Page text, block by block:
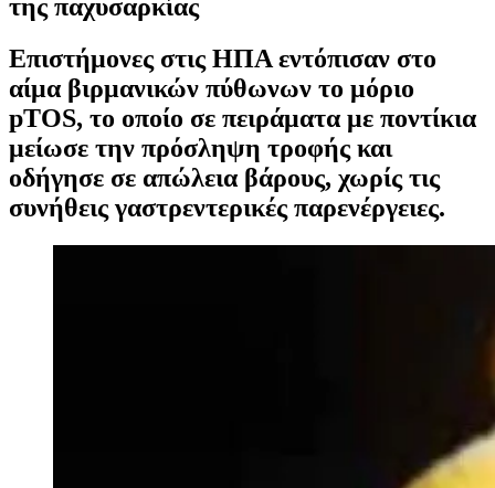
της παχυσαρκίας
Επιστήμονες στις ΗΠΑ εντόπισαν στο
αίμα βιρμανικών πύθωνων το μόριο
pTOS, το οποίο σε πειράματα με ποντίκια
μείωσε την πρόσληψη τροφής και
οδήγησε σε απώλεια βάρους, χωρίς τις
συνήθεις γαστρεντερικές παρενέργειες.